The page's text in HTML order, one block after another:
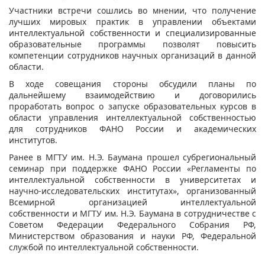
Участники встречи сошлись во мнении, что получение
лучших мировых практик в управлении объектами
интеллектуальной собственности и специализированные
образовательные программы позволят повысить
компетенции сотрудников научных организаций в данной
области.
В ходе совещания стороны обсудили планы по
дальнейшему взаимодействию и договорились
проработать вопрос о запуске образовательных курсов в
области управления интеллектуальной собственностью
для сотрудников ФАНО России и академических
институтов.
Ранее в МГТУ им. Н.Э. Баумана прошел субрегиональный
семинар при поддержке ФАНО России «Регламенты по
интеллектуальной собственности в университетах и
научно-исследовательских институтах», организованный
Всемирной организацией интеллектуальной
собственности и МГТУ им. Н.Э. Баумана в сотрудничестве с
Советом Федерации Федерального Собрания РФ,
Министерством образования и науки РФ, Федеральной
службой по интеллектуальной собственности.